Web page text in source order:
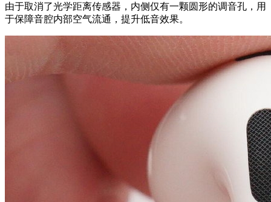
由于取消了光学距离传感器，内侧仅有一颗圆形的调音孔，用
于保障音腔内部空气流通，提升低音效果。